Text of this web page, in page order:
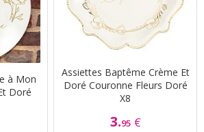
à Mon
Doré
Assiettes Baptême Crème Et
Doré Couronne Fleurs Doré
X8
3.95 €